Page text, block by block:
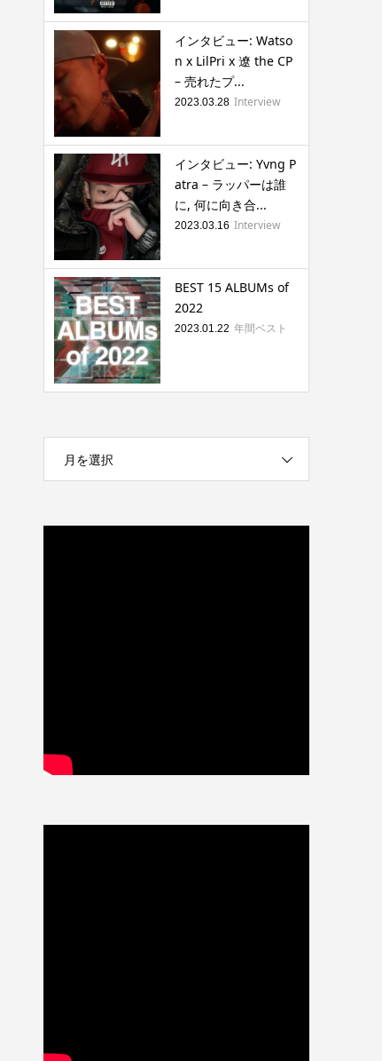
インタビュー: Watso
n x LilPri x 遼 the CP
– 売れたプ...
2023.03.28 Interview
インタビュー: Yvng P
atra – ラッパーは誰
に, 何に向き合...
2023.03.16 Interview
BEST 15 ALBUMs of
2022
2023.01.22 年間ベスト
月を選択